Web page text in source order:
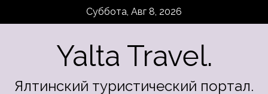
Суббота, Авг 8, 2026
Yalta Travel.
Ялтинский туристический портал.